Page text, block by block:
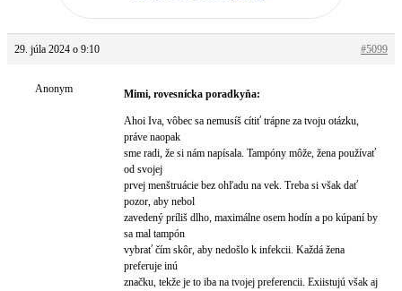
29. júla 2024 o 9:10 #5099
Anonym Mimi, rovesnícka poradkyňa:
Ahoi Iva, vôbec sa nemusíš cítiť trápne za tvoju otázku,
práve naopak
sme radi, že si nám napísala. Tampóny môže, žena používať
od svojej
prvej menštruácie bez ohľadu na vek. Treba si však dať
pozor, aby nebol
zavedený príliš dlho, maximálne osem hodín a po kúpaní by
sa mal tampón
vybrať čím skôr, aby nedošlo k infekcii. Každá žena
preferuje inú
značku, tekže je to iba na tvojej preferencii. Exiistujú však aj